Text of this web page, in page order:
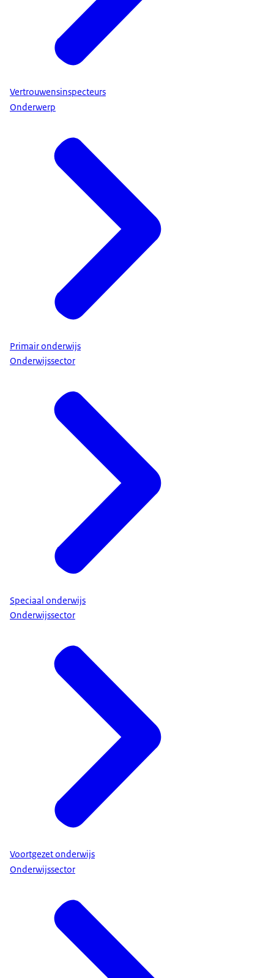
Vertrouwensinspecteurs
Onderwerp
Primair onderwijs
Onderwijssector
Speciaal onderwijs
Onderwijssector
Voortgezet onderwijs
Onderwijssector